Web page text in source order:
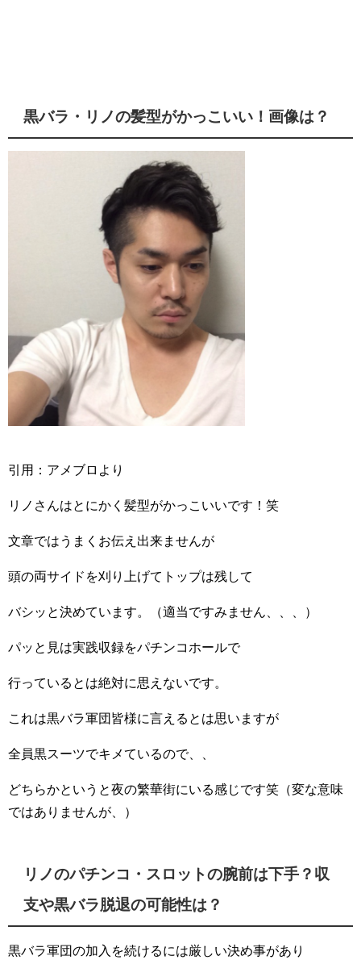
黒バラ・リノの髪型がかっこいい！画像は？
引用：アメブロより
リノさんはとにかく髪型がかっこいいです！笑
文章ではうまくお伝え出来ませんが
頭の両サイドを刈り上げてトップは残して
バシッと決めています。（適当ですみません、、、）
パッと見は実践収録をパチンコホールで
行っているとは絶対に思えないです。
これは黒バラ軍団皆様に言えるとは思いますが
全員黒スーツでキメているので、、
どちらかというと夜の繁華街にいる感じです笑（変な意味
ではありませんが、）
リノのパチンコ・スロットの腕前は下手？収
支や黒バラ脱退の可能性は？
黒バラ軍団の加入を続けるには厳しい決め事があり